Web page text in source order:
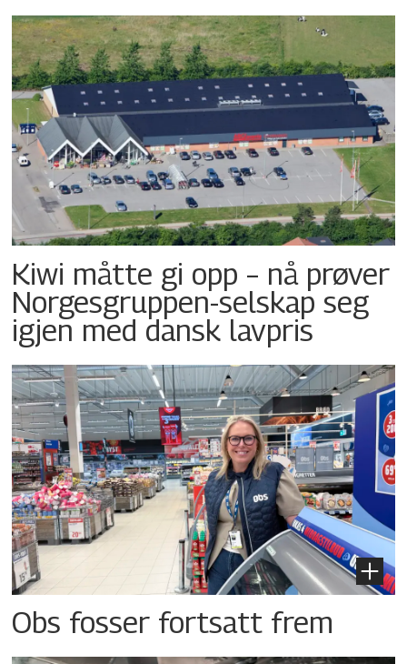
Kiwi måtte gi opp – nå prøver
Norgesgruppen-selskap seg
igjen med dansk lavpris
Obs fosser fortsatt frem